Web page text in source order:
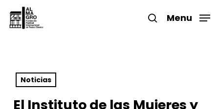
main
search
Menu
Noticias
El Instituto de las Mujeres y